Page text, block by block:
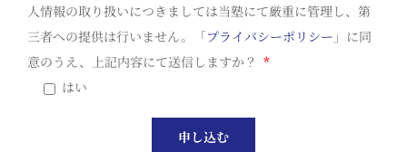
人情報の取り扱いにつきましては当塾にて厳重に管理し、第
三者への提供は行いません。「プライバシーポリシー 」に同
意のうえ、上記内容にて送信しますか？ *
はい